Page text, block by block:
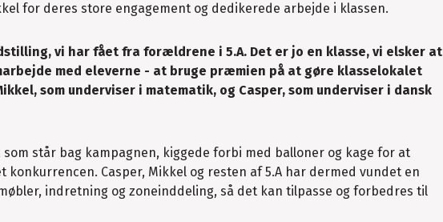
for deres store engagement og dedikerede arbejde i klassen.
vi har fået fra forældrene i 5.A. Det er jo en klasse, vi elsker at
med eleverne - at bruge præmien på at gøre klasselokalet
som underviser i matematik, og Casper, som underviser i dansk
står bag kampagnen, kiggede forbi med balloner og kage for at
Casper, Mikkel og resten af 5.A har dermed vundet en
indretning og zoneinddeling, så det kan tilpasse og forbedres til